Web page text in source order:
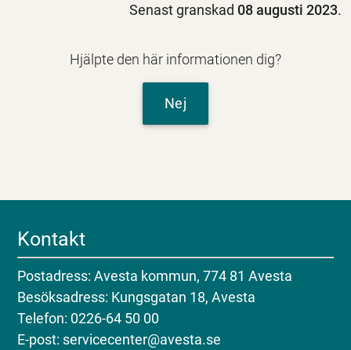
Senast granskad 08 augusti 2023.
Hjälpte den här informationen dig?
Nej
Kontakt
Postadress: Avesta kommun, 774 81 Avesta
Besöksadress: Kungsgatan 18, Avesta
Telefon: 0226-64 50 00
E-post: servicecenter@avesta.se